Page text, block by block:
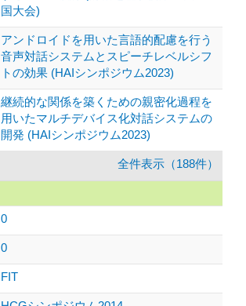
国大会)
アンドロイドを用いた言語的配慮を行う
音声対話システムとスピーチレベルシフ
トの効果 (HAIシンポジウム2023)
継続的な関係を築くための親密化過程を
用いたマルチデバイス化対話システムの
開発 (HAIシンポジウム2023)
全件表示（188件）
0
0
FIT